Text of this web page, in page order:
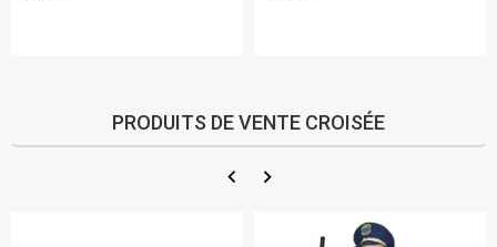
PRODUITS DE VENTE CROISÉE